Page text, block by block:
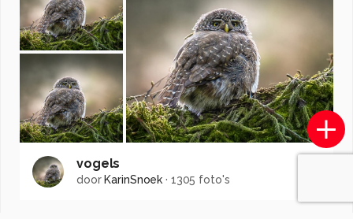
vogels
door KarinSnoek · 1305 foto's